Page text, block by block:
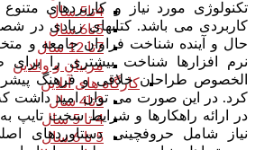
4تا5 سال
5تا6 سال
7تا 12 سال
مربیان و والدین
کارگاه های آنلاین
3تا4 سال
4 تا 5 سال
5 تا 6 سال
تکنولوژی مورد نیاز و کاربردهای
کاربردی می باشد. کتابهای زیادی در
حال و آینده شناخت فراوان جامعه و
نرم افزارها شناخت بیشتری را برای
الخصوص طراحان خلاقی و فرهنگ
کرد. در این صورت می توان امید داشت
در ارائه راهکارها و شرایط سخت تایپ
نیاز شامل حروفچینی دستاوردهای